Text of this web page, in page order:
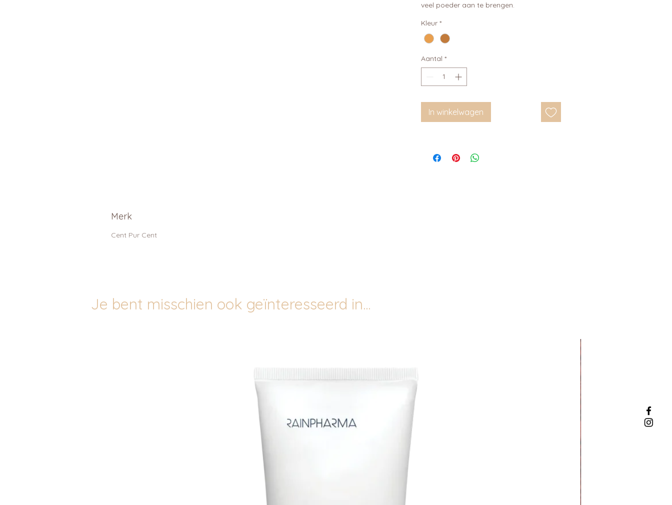
veel poeder aan te brengen.
Kleur *
Aantal *
In winkelwagen
Merk
Cent Pur Cent
Je bent misschien ook geïnteresseerd in...